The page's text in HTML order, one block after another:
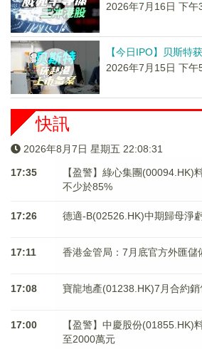
2026年7月16日 下午
【今日IPO】贝斯特
2026年7月15日 下午
快訊
2026年8月7日 星期五 22:08:31
17:35
【盈警】綠心集團(00094.HK)
不少於85%
17:26 德適-B(02526.HK)中期歸母淨
17:11 香港金管局：7月底官方外匯儲
17:08 寶龍地產(01238.HK)7月合約
17:00
【盈警】中慶股份(01855.HK)
至2000萬元